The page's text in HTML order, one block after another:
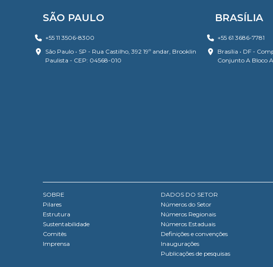
SÃO PAULO
+55 11 3506-8300
São Paulo • SP - Rua Castilho, 392 19º andar, Brooklin
Paulista - CEP: 04568-010
BRASÍLIA
+55 61 3686-7781
Brasília • DF -
Conjunto A Bloco
SOBRE
Pilares
Estrutura
Sustentabilidade
Comitês
Imprensa
DADOS DO SETOR
Números do Setor
Números Regionais
Números Estaduais
Definições e convenções
Inaugurações
Publicações de pesquisas